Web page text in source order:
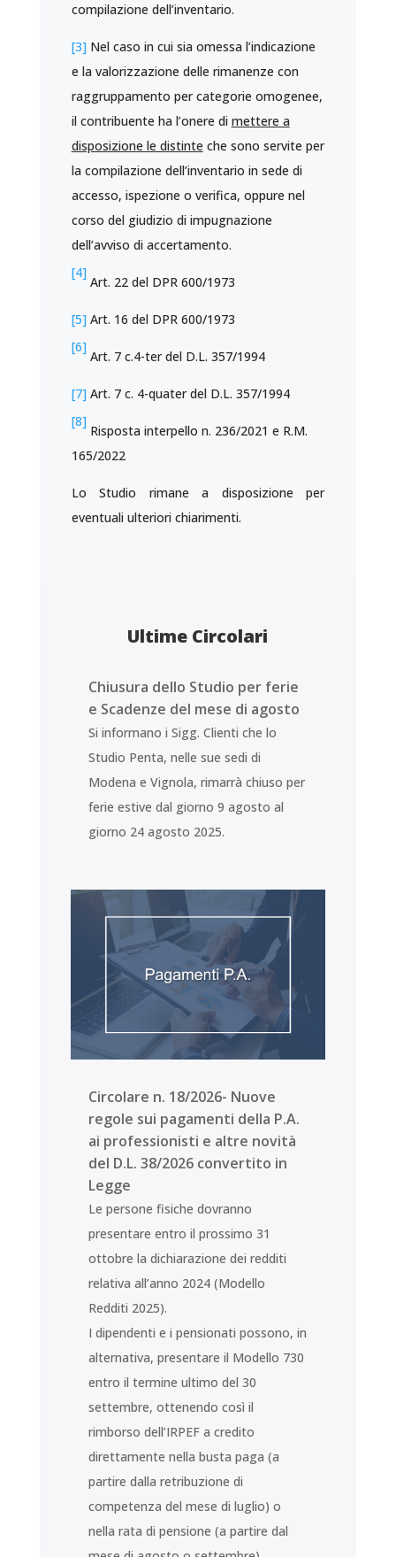
compilazione dell’inventario.
[3] Nel caso in cui sia omessa l’indicazione
e la valorizzazione delle rimanenze con
raggruppamento per categorie omogenee,
il contribuente ha l’onere di mettere a
disposizione le distinte che sono servite per
la compilazione dell’inventario in sede di
accesso, ispezione o verifica, oppure nel
corso del giudizio di impugnazione
dell’avviso di accertamento.
[4]
Art. 22 del DPR 600/1973
[5] Art. 16 del DPR 600/1973
[6]
Art. 7 c.4-ter del D.L. 357/1994
[7] Art. 7 c. 4-quater del D.L. 357/1994
[8]
Risposta interpello n. 236/2021 e R.M.
165/2022
Lo Studio rimane a disposizione per
eventuali ulteriori chiarimenti.
Ultime Circolari
Chiusura dello Studio per ferie
e Scadenze del mese di agosto
Si informano i Sigg. Clienti che lo
Studio Penta, nelle sue sedi di
Modena e Vignola, rimarrà chiuso per
ferie estive dal giorno 9 agosto al
giorno 24 agosto 2025.
Circolare n. 18/2026- Nuove
regole sui pagamenti della P.A.
ai professionisti e altre novità
del D.L. 38/2026 convertito in
Legge
Le persone fisiche dovranno
presentare entro il prossimo 31
ottobre la dichiarazione dei redditi
relativa all’anno 2024 (Modello
Redditi 2025).
I dipendenti e i pensionati possono, in
alternativa, presentare il Modello 730
entro il termine ultimo del 30
settembre, ottenendo così il
rimborso dell’IRPEF a credito
direttamente nella busta paga (a
partire dalla retribuzione di
competenza del mese di luglio) o
nella rata di pensione (a partire dal